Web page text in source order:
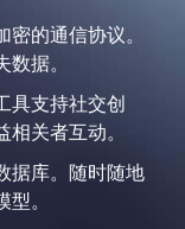
的通信协议。
据。
具支持社交创
关者互动。
据库。随时随地
。